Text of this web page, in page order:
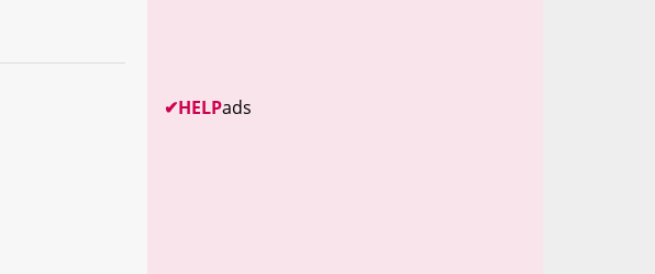
✔HELPads